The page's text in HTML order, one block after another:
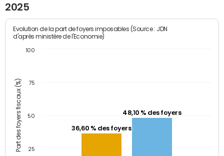
2025
Part des foyers fiscaux (%)
Evolution de la part de foyers imposables (Source : JDN
d'après ministère de l'Economie)
36,60 % des foyers
48,10 % des foyers
25
50
75
100